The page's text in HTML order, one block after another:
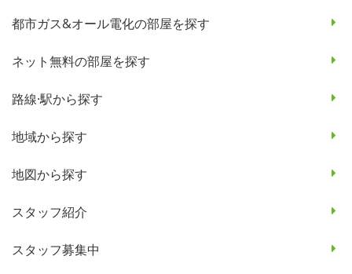
都市ガス&オール電化の部屋を探す
ネット無料の部屋を探す
路線·駅から探す
地域から探す
地図から探す
スタッフ紹介
スタッフ募集中